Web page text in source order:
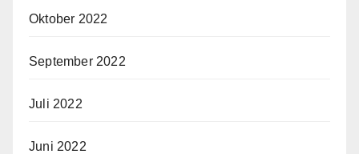
Oktober 2022
September 2022
Juli 2022
Juni 2022